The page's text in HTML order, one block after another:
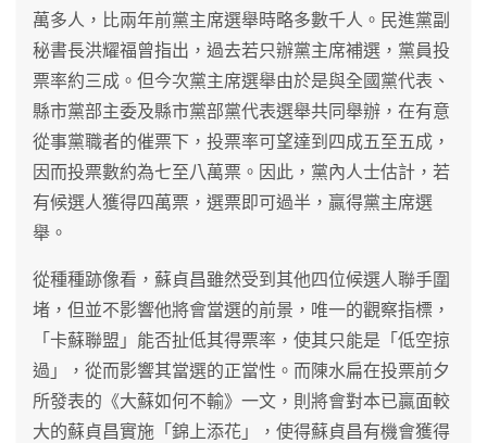
萬多人，比兩年前黨主席選舉時略多數千人。民進黨副
秘書長洪耀福曾指出，過去若只辦黨主席補選，黨員投
票率約三成。但今次黨主席選舉由於是與全國黨代表、
縣市黨部主委及縣市黨部黨代表選舉共同舉辦，在有意
從事黨職者的催票下，投票率可望達到四成五至五成，
因而投票數約為七至八萬票。因此，黨內人士估計，若
有候選人獲得四萬票，選票即可過半，贏得黨主席選
舉。
從種種跡像看，蘇貞昌雖然受到其他四位候選人聯手圍
堵，但並不影響他將會當選的前景，唯一的觀察指標，
「卡蘇聯盟」能否扯低其得票率，使其只能是「低空掠
過」，從而影響其當選的正當性。而陳水扁在投票前夕
所發表的《大蘇如何不輸》一文，則將會對本已贏面較
大的蘇貞昌實施「錦上添花」，使得蘇貞昌有機會獲得